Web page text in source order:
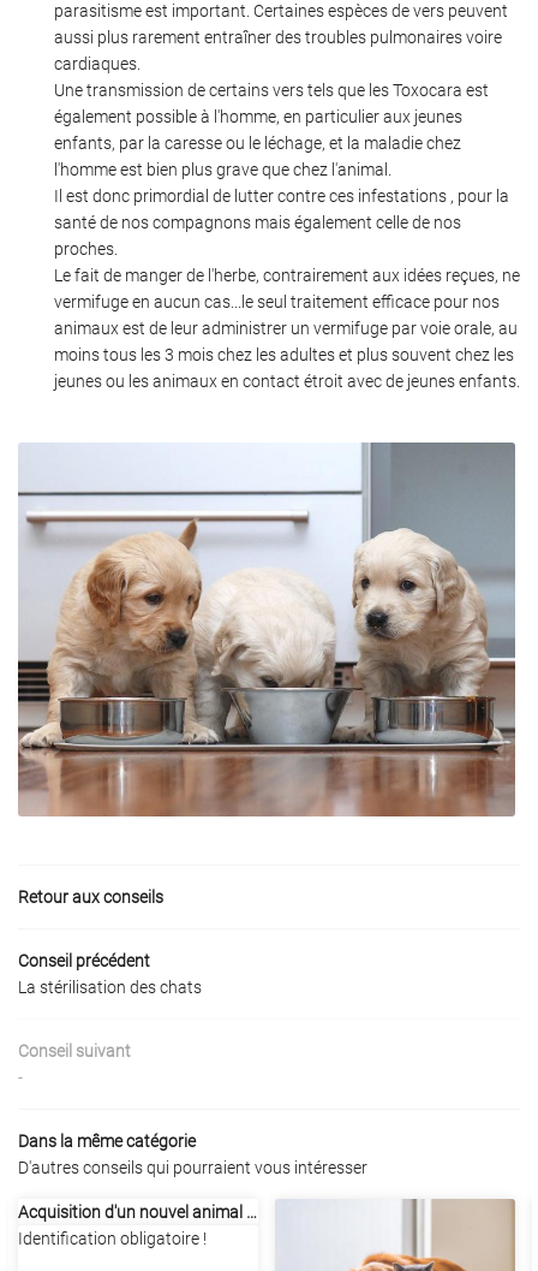
Accueil
La Clinique
Actualités
Contact
Une
parasitisme est important. Certaines espèces de vers peuvent
aussi plus rarement entraîner des troubles pulmonaires voire
cardiaques.
Une transmission de certains vers tels que les Toxocara est
également possible à l'homme, en particulier aux jeunes
enfants, par la caresse ou le léchage, et la maladie chez
l'homme est bien plus grave que chez l'animal.
Il est donc primordial de lutter contre ces infestations , pour la
santé de nos compagnons mais également celle de nos
proches.
Le fait de manger de l'herbe, contrairement aux idées reçues, ne
vermifuge en aucun cas...le seul traitement efficace pour nos
animaux est de leur administrer un vermifuge par voie orale, au
moins tous les 3 mois chez les adultes et plus souvent chez les
jeunes ou les animaux en contact étroit avec de jeunes enfants.
Retour aux conseils
Conseil précédent
La stérilisation des chats
Conseil suivant
-
Dans la même catégorie
D'autres conseils qui pourraient vous intéresser
Acquisition d'un nouvel animal / formalités :
Identification obligatoire !